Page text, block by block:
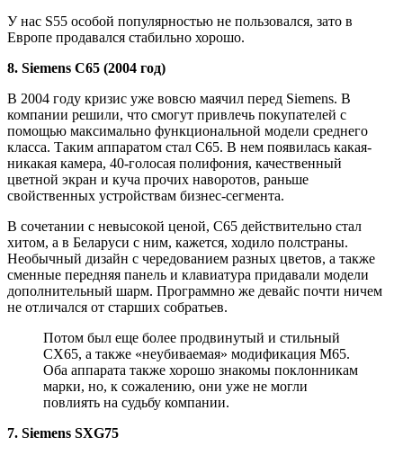
У нас S55 особой популярностью не пользовался, зато в
Европе продавался стабильно хорошо.
8. Siemens C65 (2004 год)
В 2004 году кризис уже вовсю маячил перед Siemens. В
компании решили, что смогут привлечь покупателей с
помощью максимально функциональной модели среднего
класса. Таким аппаратом стал C65. В нем появилась какая-
никакая камера, 40-голосая полифония, качественный
цветной экран и куча прочих наворотов, раньше
свойственных устройствам бизнес-сегмента.
В сочетании с невысокой ценой, C65 действительно стал
хитом, а в Беларуси с ним, кажется, ходило полстраны.
Необычный дизайн с чередованием разных цветов, а также
сменные передняя панель и клавиатура придавали модели
дополнительный шарм. Программно же девайс почти ничем
не отличался от старших собратьев.
Потом был еще более продвинутый и стильный
CX65, а также «неубиваемая» модификация M65.
Оба аппарата также хорошо знакомы поклонникам
марки, но, к сожалению, они уже не могли
повлиять на судьбу компании.
7. Siemens SXG75